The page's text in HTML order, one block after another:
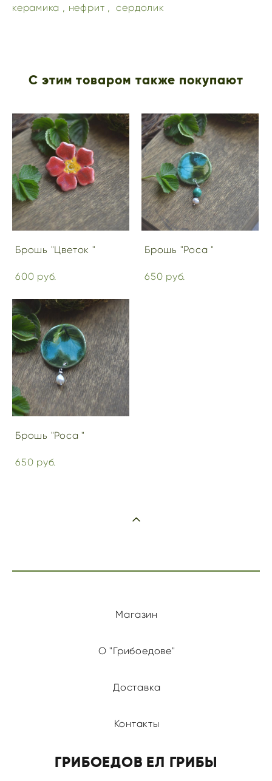
керамика , нефрит , сердолик
С этим товаром также покупают
Брошь "Цветок "
600 pуб.
Брошь "Роса "
650 pуб.
Брошь "Роса "
650 pуб.
Магазин
О "Грибоедове"
Доставка
Контакты
ГРИБОЕДОВ ЕЛ ГРИБЫ